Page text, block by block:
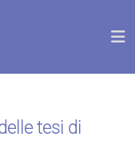
tesi di